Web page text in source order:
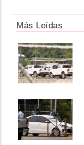
Más Leídas